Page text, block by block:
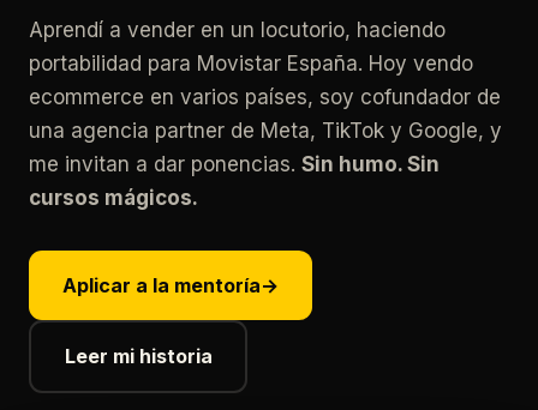
Aprendí a vender en un locutorio, haciendo
portabilidad para Movistar España. Hoy vendo
ecommerce en varios países, soy cofundador de
una agencia partner de Meta, TikTok y Google, y
me invitan a dar ponencias. Sin humo. Sin
cursos mágicos.
Aplicar a la mentoría→
Leer mi historia